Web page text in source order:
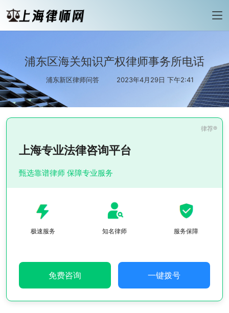
浦东区海关知识产权律师事务所电话
浦东新区律师问答 2023年4月29日 下午2:41
上海专业法律咨询平台
甄选靠谱律师 保障专业服务
极速服务 知名律师 服务保障
免费咨询 一键拨号